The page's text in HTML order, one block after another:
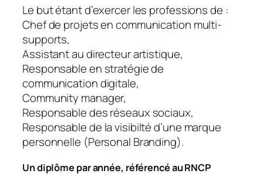
Le but étant d’exercer les professions de :
Chef de projets en communication multi-
supports,
Assistant au directeur artistique,
Responsable en stratégie de
communication digitale,
Community manager,
Responsable des réseaux sociaux,
Responsable de la visibilté d’une marque
personnelle (Personal Branding).
Un diplôme par année, référencé au RNCP